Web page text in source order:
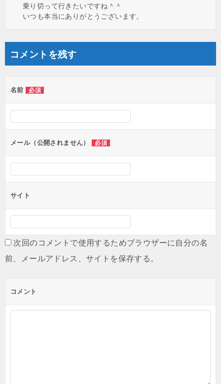
乗り切って行きたいですね＾＾
いつも本当にありがとうございます。
コメントを残す
名前 必須
メール（公開されません） 必須
サイト
次回のコメントで使用するためブラウザーに自分の名
前、メールアドレス、サイトを保存する。
コメント